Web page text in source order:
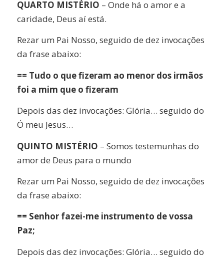
QUARTO MISTÉRIO – Onde há o amor e a
caridade, Deus aí está.
Rezar um Pai Nosso, seguido de dez invocações
da frase abaixo:
== Tudo o que fizeram ao menor dos irmãos
foi a mim que o fizeram
Depois das dez invocações: Glória… seguido do
Ó meu Jesus…
QUINTO MISTÉRIO – Somos testemunhas do
amor de Deus para o mundo
Rezar um Pai Nosso, seguido de dez invocações
da frase abaixo:
== Senhor fazei-me instrumento de vossa
Paz;
Depois das dez invocações: Glória… seguido do